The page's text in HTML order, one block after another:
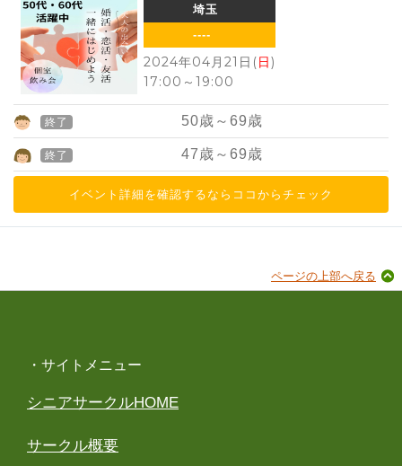
埼玉
----
2024年04月21日(日)
17:00 ～ 19:00
終了 50歳～69歳
終了 47歳～69歳
イベント詳細を確認するならココからチェック
ページの上部へ戻る
・サイトメニュー
シニアサークルHOME
サークル概要